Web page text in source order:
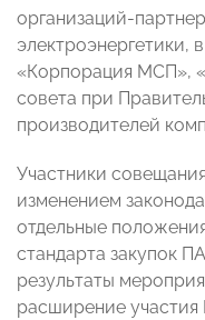
организаций-
электроэнергетики,
«Корпорация МСП»,
совета при
производителей
Участники
изменением
отдельные
стандарта закупок
результаты
расширение